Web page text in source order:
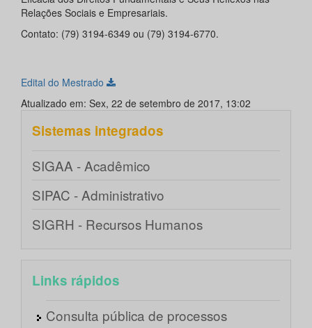
Relações Sociais e Empresariais.
Contato: (79) 3194-6349 ou (79) 3194-6770.
Edital do Mestrado
Atualizado em: Sex, 22 de setembro de 2017, 13:02
Sistemas integrados
SIGAA - Acadêmico
SIPAC - Administrativo
SIGRH - Recursos Humanos
Links rápidos
Consulta pública de processos